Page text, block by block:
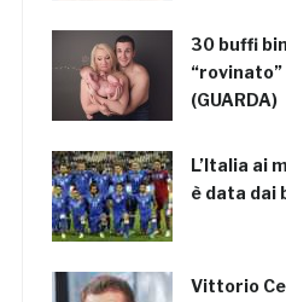
30 buffi
(GUARDA)
L’Italia ai
è data dai
Vittorio